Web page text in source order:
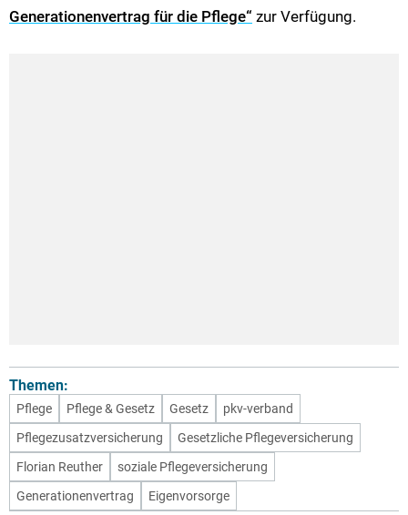
Generationenvertrag für die Pflege“ zur Verfügung.
Themen:
Pflege Pflege & Gesetz Gesetz
pkv-verband
Pflegezusatzversicherung
Gesetzliche Pflegeversicherung
Florian Reuther
soziale Pflegeversicherung
Generationenvertrag
Eigenvorsorge